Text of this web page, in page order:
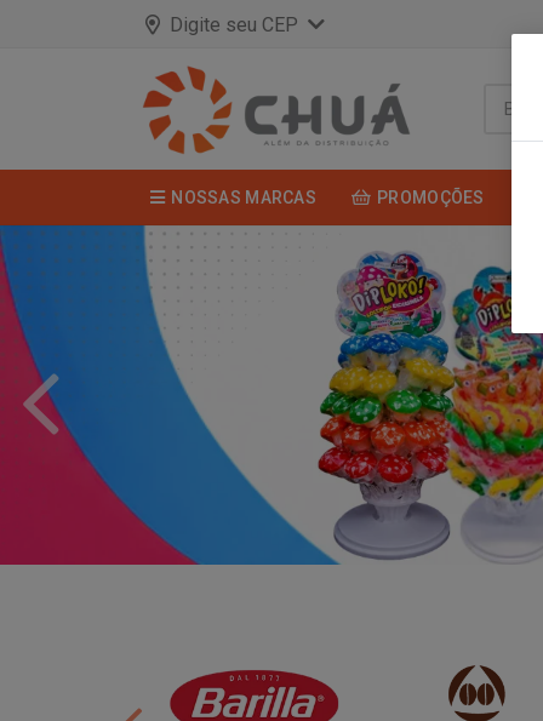
Digite seu CEP
NOSSAS MARCAS PROMOÇÕES